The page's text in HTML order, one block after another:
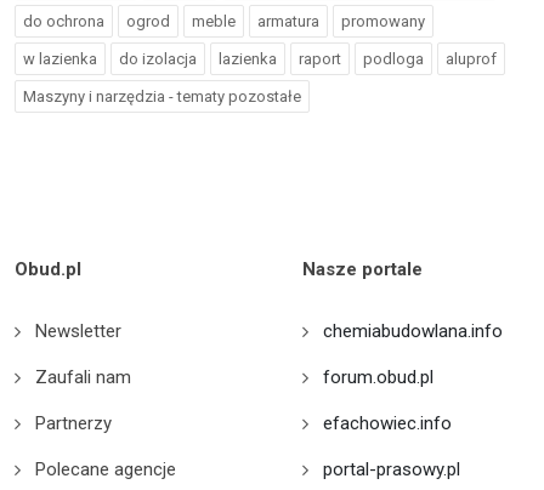
do ochrona ogrod meble armatura promowany
w lazienka do izolacja lazienka raport podloga aluprof
Maszyny i narzędzia - tematy pozostałe
Obud.pl
Newsletter
Zaufali nam
Partnerzy
Polecane agencje
Nasze portale
chemiabudowlana.info
forum.obud.pl
efachowiec.info
portal-prasowy.pl